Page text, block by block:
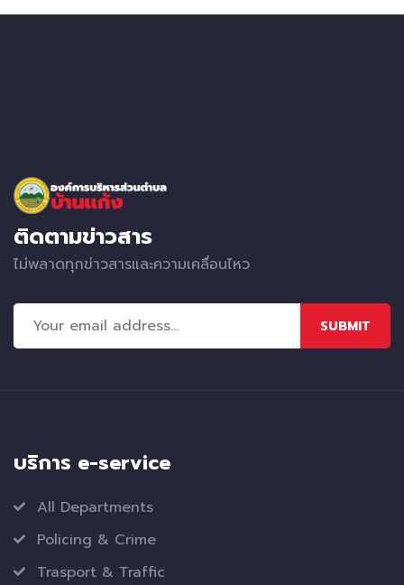
ติดตามข่าวสาร
ไม่พลาดทุกข่าวสารและความเคลื่อนไหว
SUBMIT
บริการ e-service
All Departments
Policing & Crime
Trasport & Traffic